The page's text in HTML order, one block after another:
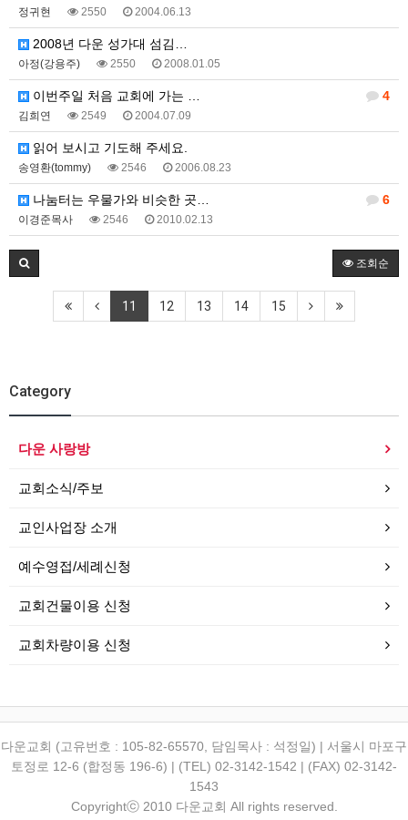
정귀현 2550 2004.06.13
2008년 다운 성가대 섬김…
아정(강용주) 2550 2008.01.05
4
이번주일 처음 교회에 가는 …
김희연 2549 2004.07.09
읽어 보시고 기도해 주세요.
송영환(tommy) 2546 2006.08.23
6
나눔터는 우물가와 비슷한 곳…
이경준목사 2546 2010.02.13
조회순
11 12 13 14 15
Category
다운 사랑방
교회소식/주보
교인사업장 소개
예수영접/세례신청
교회건물이용 신청
교회차량이용 신청
다운교회 (고유번호 : 105-82-65570, 담임목사 : 석정일) | 서울시 마포구
토정로 12-6 (합정동 196-6) | (TEL) 02-3142-1542 | (FAX) 02-3142-
1543
Copyrightⓒ 2010 다운교회 All rights reserved.